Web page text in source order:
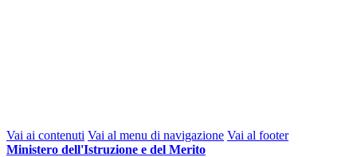
Vai ai contenuti Vai al menu di navigazione Vai al footer
Ministero dell'Istruzione e del Merito